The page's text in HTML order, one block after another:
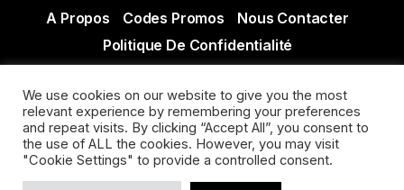
A Propos Codes Promos
Nous Contacter
Politique De Confidentialité
Actualité Agen - Actualité en lot et Garonne - Actualité
Villeneuve sur Lot
We use cookies on our website to give you the most
relevant experience by remembering your preferences
and repeat visits. By clicking “Accept All”, you consent to
the use of ALL the cookies. However, you may visit
"Cookie Settings" to provide a controlled consent.